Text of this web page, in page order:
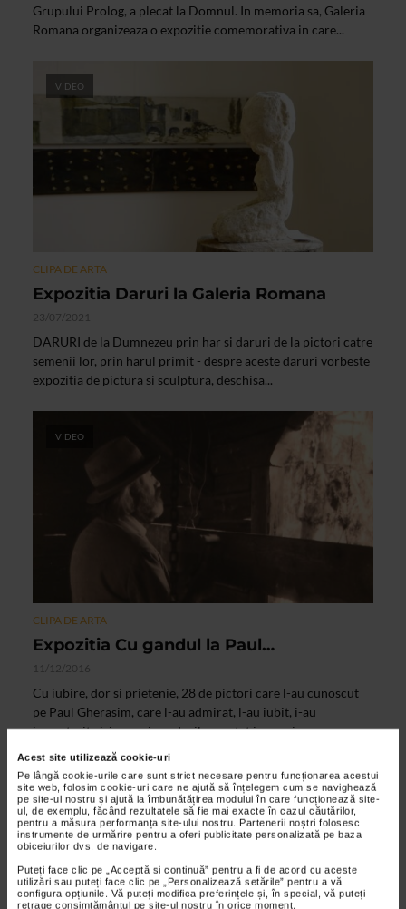
Acest site utilizează cookie-uri
Pe lângă cookie-urile care sunt strict necesare pentru funcționarea acestui
site web, folosim cookie-uri care ne ajută să înțelegem cum se navighează
pe site-ul nostru și ajută la îmbunătățirea modului în care funcționează site-
ul, de exemplu, făcând rezultatele să fie mai exacte în cazul căutărilor,
pentru a măsura performanța site-ului nostru. Partenerii noștri folosesc
instrumente de urmărire pentru a oferi publicitate personalizată pe baza
obiceiurilor dvs. de navigare.
Puteți face clic pe „Acceptă si continuă” pentru a fi de acord cu aceste
utilizări sau puteți face clic pe „Personalizează setările” pentru a vă
configura opțiunile. Vă puteți modifica preferințele și, în special, vă puteți
retrage consimțământul pe site-ul nostru în orice moment.
Grupului Prolog, a plecat la Domnul. In memoria sa, Galeria
Romana organizeaza o expozitie comemorativa in care...
VIDEO
CLIPA DE ARTA
Expozitia Daruri la Galeria Romana
23/07/2021
DARURI de la Dumnezeu prin har si daruri de la pictori catre
semenii lor, prin harul primit - despre aceste daruri vorbeste
expozitia de pictura si sculptura, deschisa...
VIDEO
CLIPA DE ARTA
Expozitia Cu gandul la Paul…
11/12/2016
Cu iubire, dor si prietenie, 28 de pictori care l-au cunoscut
pe Paul Gherasim, care l-au admirat, l-au iubit, i-au
impartasit viziunea si gandurile, au stat in preajma...